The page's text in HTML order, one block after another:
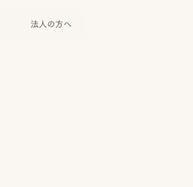
法人の方へ